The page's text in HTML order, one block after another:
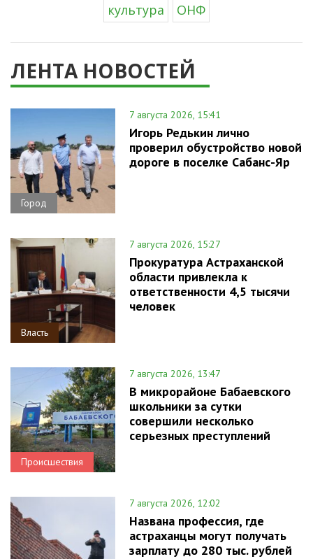
культура
ОНФ
ЛЕНТА НОВОСТЕЙ
Город
7 августа 2026, 15:41
Игорь Редькин лично
проверил обустройство новой
дороге в поселке Сабанс-Яр
Власть
7 августа 2026, 15:27
Прокуратура Астраханской
области привлекла к
ответственности 4,5 тысячи
человек
Происшествия
7 августа 2026, 13:47
В микрорайоне Бабаевского
школьники за сутки
совершили несколько
серьезных преступлений
7 августа 2026, 12:02
Названа профессия, где
астраханцы могут получать
зарплату до 280 тыс. рублей